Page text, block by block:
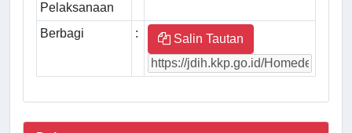
Pelaksanaan
Berbagi : Salin Tautan